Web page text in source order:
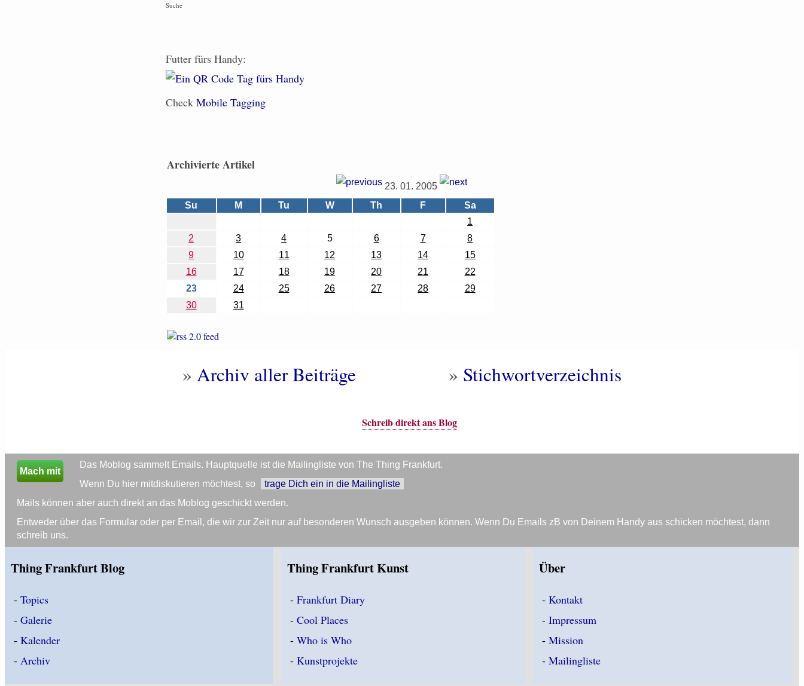
Suche
Futter fürs Handy:
Check Mobile Tagging
Archivierte Artikel
23. 01. 2005
Su
M Tu W Th F
Sa
1
2
3 4 5 6 7
8
9
10 11 12 13 14
15
16
17 18 19 20 21
22
23
24 25 26 27 28
29
30
31
» Archiv aller Beiträge » Stichwortverzeichnis
Schreib direkt ans Blog
Mach mit
Das Moblog sammelt Emails. Hauptquelle ist die Mailingliste von The Thing Frankfurt.
Wenn Du hier mitdiskutieren möchtest, so
trage Dich ein in die Mailingliste
Mails können aber auch direkt an das Moblog geschickt werden.
Entweder über das Formular oder per Email, die wir zur Zeit nur auf besonderen Wunsch ausgeben können. Wenn Du Emails zB von Deinem Handy aus schicken möchtest, dann
schreib uns.
Thing Frankfurt Blog
- Topics
- Galerie
- Kalender
- Archiv
Thing Frankfurt Kunst
- Frankfurt Diary
- Cool Places
- Who is Who
- Kunstprojekte
Über
-Kontakt
-Impressum
-Mission
-Mailingliste